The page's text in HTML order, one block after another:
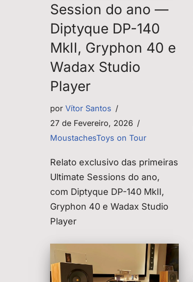
Session do ano —
Diptyque DP-140
MkII, Gryphon 40 e
Wadax Studio
Player
por Vítor Santos
27 de Fevereiro, 2026
MoustachesToys on Tour
Relato exclusivo das primeiras
Ultimate Sessions do ano,
com Diptyque DP-140 MkII,
Gryphon 40 e Wadax Studio
Player